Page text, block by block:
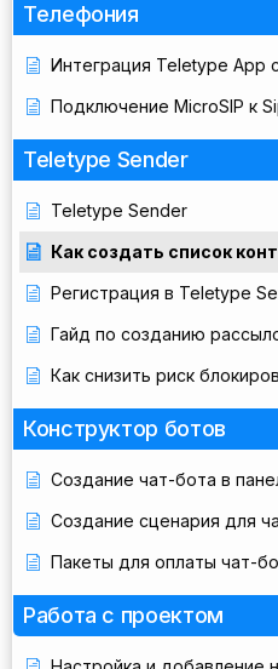
Телефония
Интеграция Teletype App
Подключение MicroSIP к
Teletype Sender
Teletype Sender
Как создать список
Регистрация в Teletype
Гайд по созданию
Как снизить риск
Конструктор ботов
Создание чат-бота в
Создание сценария для
Пакеты для оплаты чат-
Работа с проектом